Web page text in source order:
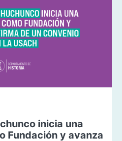
inicia una
Fundación y avanza